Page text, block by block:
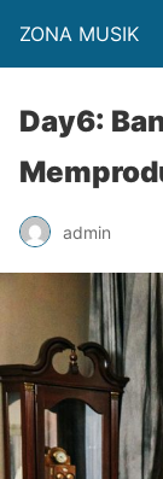
ZONA MUSIK
Day6:
admin